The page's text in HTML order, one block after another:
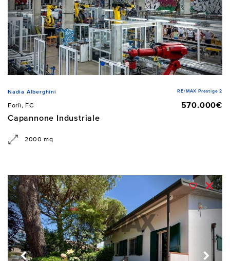
Nadia Alberghini RE/MAX Prestige 2
Forlì, FC
570.000€
Capannone Industriale
2000 mq